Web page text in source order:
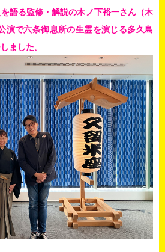
語る監修・解説の木ノ下裕一さん（木
演で六条御息所の生霊を演じる多久島
ました。